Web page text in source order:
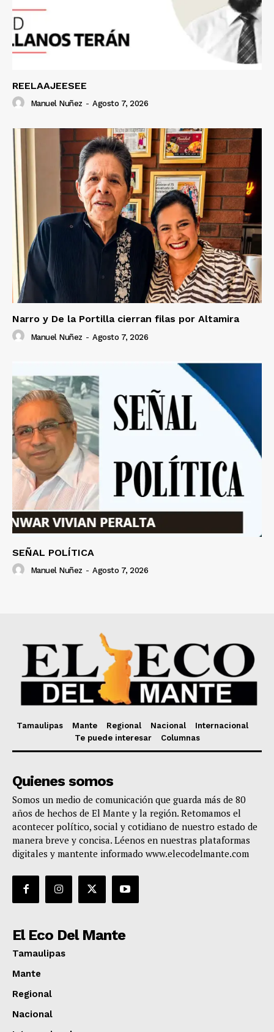
REELAAJEESEE
Manuel Nuñez - Agosto 7, 2026
Narro y De la Portilla cierran filas por Altamira
Manuel Nuñez - Agosto 7, 2026
SEÑAL POLÍTICA
Manuel Nuñez - Agosto 7, 2026
Tamaulipas Mante Regional Nacional
Internacional
Te puede interesar
Columnas
Quienes somos
Somos un medio de comunicación que guarda más de 80
años de hechos de El Mante y la región. Retomamos el
acontecer político, social y cotidiano de nuestro estado de
manera breve y concisa. Léenos en nuestras plataformas
digitales y mantente informado www.elecodelmante.com
El Eco Del Mante
Tamaulipas
Mante
Regional
Nacional